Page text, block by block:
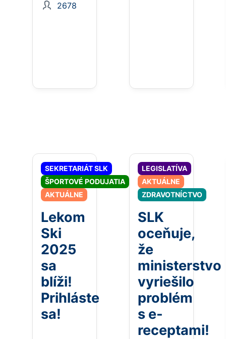
2678
SEKRETARIÁT SLK
ŠPORTOVÉ PODUJATIA
AKTUÁLNE
Lekom
Ski
2025
sa
blíži!
Prihláste
sa!
LEGISLATÍVA
AKTUÁLNE
ZDRAVOTNÍCTVO
SLK
oceňuje,
že
ministerstvo
vyriešilo
problém
s e-
receptami!